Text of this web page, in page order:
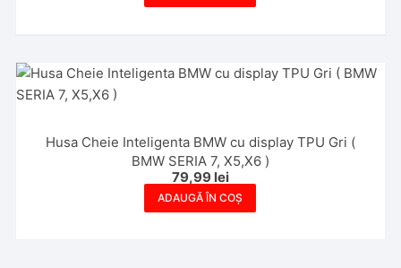
Husa Cheie Inteligenta BMW cu display TPU Gri (
BMW SERIA 7, X5,X6 )
79,99 lei
ADAUGĂ ÎN COȘ